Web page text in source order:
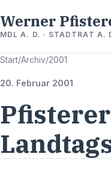
Werner
MDL A. D. · STADTRAT A.
Start/Archiv/2001
20. Februar 2001